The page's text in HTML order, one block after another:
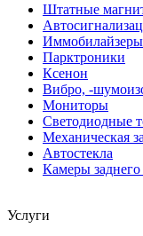
Штатные
Иммобилайзеры
Парктроники
Ксенон
Вибро, -
Мониторы
Светодиодные
Механическая
Автостекла
Камеры заднего
Услуги